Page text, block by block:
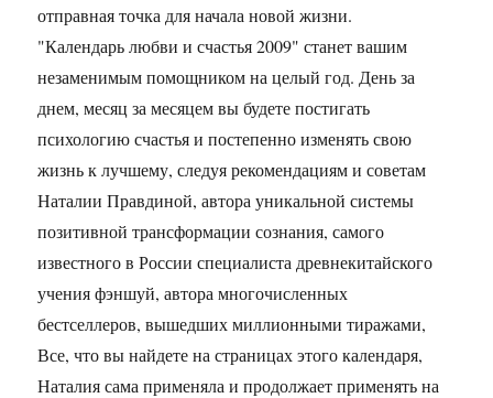
отправная точка для начала новой жизни.
"Календарь любви и счастья 2009" станет вашим
незаменимым помощником на целый год. День за
днем, месяц за месяцем вы будете постигать
психологию счастья и постепенно изменять свою
жизнь к лучшему, следуя рекомендациям и советам
Наталии Правдиной, автора уникальной системы
позитивной трансформации сознания, самого
известного в России специалиста древнекитайского
учения фэншуй, автора многочисленных
бестселлеров, вышедших миллионными тиражами,
Все, что вы найдете на страницах этого календаря,
Наталия сама применяла и продолжает применять на